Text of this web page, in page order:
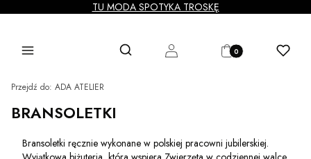
TU MODA SPOTYKA TROSKĘ
Menu Otwórz wyszukiwarkę
Szukaj Zaloguj się Produkty w koszyku:
Koszyk Ulubione
Przejdź do: ADA ATELIER
BRANSOLETKI
Bransoletki ręcznie wykonane w polskiej pracowni jubilerskiej.